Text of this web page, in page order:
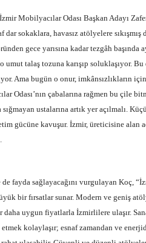
Mobilyacılar Odası Başkan Adayı
sokaklara, havasız atölyelere sıkışmış
gece yarısına kadar tezgâh başında
talaş tozuna karışıp soluklaşıyor. Bu
Ama bugün o onur, imkânsızlıkların
Odası’nın çabalarına rağmen bu çile
ustalarına artık yer açılmalı.
gücüne kavuşur. İzmir, üreticisine alan
fayda sağlayacağını vurgulayan Koç,
bir fırsatlar sunar. Modern ve geniş
daha uygun fiyatlarla İzmirlilere ulaşır.
kolaylaşır; esnaf zamandan ve